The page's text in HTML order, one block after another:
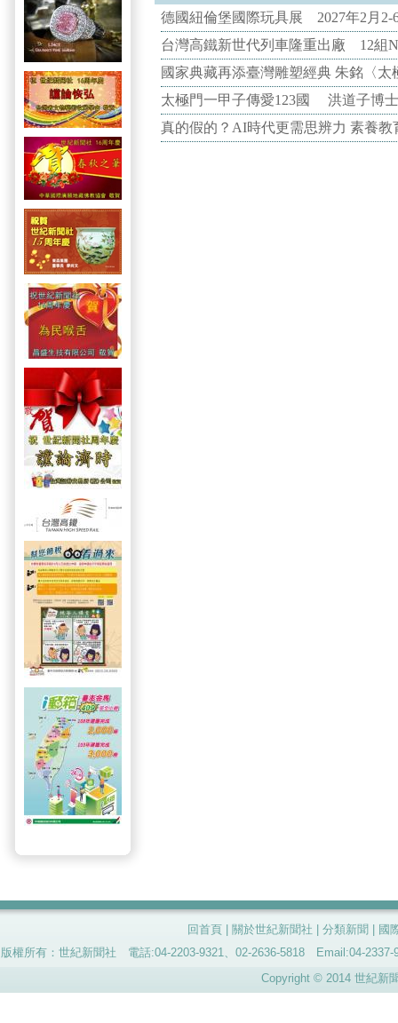
德國紐倫堡國際玩具展 2027年2月2-
台灣高鐵新世代列車隆重出廠 12組
國家典藏再添臺灣雕塑經典 朱銘〈
太極門一甲子傳愛123國 洪道子博
真的假的？AI時代更需思辨力 素養
回首頁 關於世紀新聞社 分類新聞
國
版權所有：世紀新聞社 電話:04-2203-9321、02-2636-5818 Email:04-
Copyright © 2014 世紀新